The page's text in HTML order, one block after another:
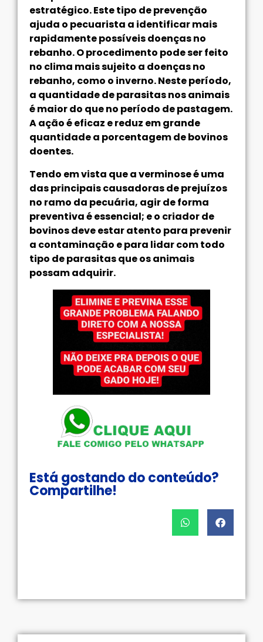
estratégico. Este tipo de prevenção
ajuda o pecuarista a identificar mais
rapidamente possíveis doenças no
rebanho. O procedimento pode ser feito
no clima mais sujeito a doenças no
rebanho, como o inverno. Neste período,
a quantidade de parasitas nos animais
é maior do que no período de pastagem.
A ação é eficaz e reduz em grande
quantidade a porcentagem de bovinos
doentes.
Tendo em vista que a verminose é uma
das principais causadoras de prejuízos
no ramo da pecuária, agir de forma
preventiva é essencial; e o criador de
bovinos deve estar atento para prevenir
a contaminação e para lidar com todo
tipo de parasitas que os animais
possam adquirir.
Está gostando do conteúdo?
Compartilhe!